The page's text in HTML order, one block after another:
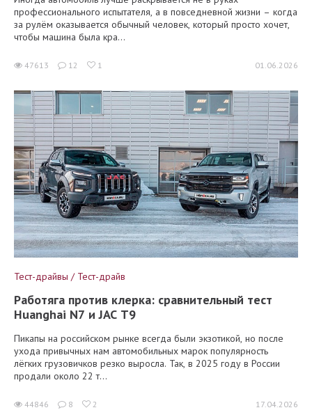
профессионального испытателя, а в повседневной жизни – когда
за рулём оказывается обычный человек, который просто хочет,
чтобы машина была кра...
47613 12 1 01.06.2026
Тест-драйвы / Тест-драйв
Работяга против клерка: сравнительный тест
Huanghai N7 и JAC T9
Пикапы на российском рынке всегда были экзотикой, но после
ухода привычных нам автомобильных марок популярность
лёгких грузовичков резко выросла. Так, в 2025 году в России
продали около 22 т...
44846 8 2 17.04.2026